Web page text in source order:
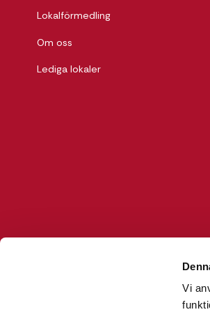
Vi
Lokalförmedling
Om oss
Lediga lokaler